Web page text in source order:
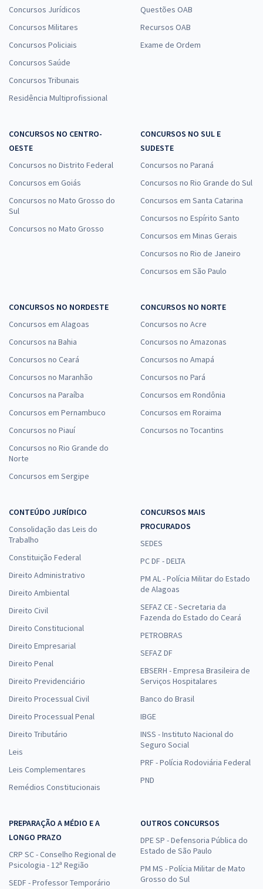
UNIFAP - Universidade Federal do Amapá - Conhecimentos Gerais
Economize R$ 67,96 (-20%)
Específicos para o Cargo: 204 Analista de Tecnologia da Informação
R$ 231,84
à vista
R$19,32
Economize R$ 57,96 (-20%)
Comprar
UNIFAP - Universidade Federal do Amapá - Conhecimentos
Específicos para o Cargo 105: Técnico de Laboratório - Área: Ciência
17,32
Economize R$ 51,96 (-20%)
Comprar
Concursos Jurídicos
Concursos Militares
Concursos Policiais
Concursos Saúde
Concursos Tribunais
Residência Multiprofissional
Questões OAB
Recursos OAB
Exame de Ordem
CONCURSOS NO CENTRO-
OESTE
Concursos no Distrito Federal
Concursos em Goiás
Concursos no Mato Grosso do
Sul
Concursos no Mato Grosso
CONCURSOS NO SUL E
SUDESTE
Concursos no Paraná
Concursos no Rio Grande do Sul
Concursos em Santa Catarina
Concursos no Espírito Santo
Concursos em Minas Gerais
Concursos no Rio de Janeiro
Concursos em São Paulo
CONCURSOS NO NORDESTE
Concursos em Alagoas
Concursos na Bahia
Concursos no Ceará
Concursos no Maranhão
Concursos na Paraíba
Concursos em Pernambuco
Concursos no Piauí
Concursos no Rio Grande do
Norte
Concursos em Sergipe
CONCURSOS NO NORTE
Concursos no Acre
Concursos no Amazonas
Concursos no Amapá
Concursos no Pará
Concursos em Rondônia
Concursos em Roraima
Concursos no Tocantins
CONTEÚDO JURÍDICO
Consolidação das Leis do
Trabalho
Constituição Federal
Direito Administrativo
Direito Ambiental
Direito Civil
Direito Constitucional
Direito Empresarial
Direito Penal
Direito Previdenciário
Direito Processual Civil
Direito Processual Penal
Direito Tributário
Leis
Leis Complementares
Remédios Constitucionais
CONCURSOS MAIS
PROCURADOS
SEDES
PC DF - DELTA
PM AL - Polícia Militar do Estado
de Alagoas
SEFAZ CE - Secretaria da
Fazenda do Estado do Ceará
PETROBRAS
SEFAZ DF
EBSERH - Empresa Brasileira de
Serviços Hospitalares
Banco do Brasil
IBGE
INSS - Instituto Nacional do
Seguro Social
PRF - Polícia Rodoviária Federal
PND
PREPARAÇÃO A MÉDIO E A
LONGO PRAZO
CRP SC - Conselho Regional de
Psicologia - 12ª Região
SEDF - Professor Temporário
OUTROS CONCURSOS
DPE SP - Defensoria Pública do
Estado de São Paulo
PM MS - Polícia Militar de Mato
Grosso do Sul